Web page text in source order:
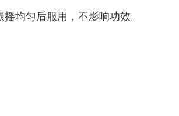
均匀后服用，不影响功效。